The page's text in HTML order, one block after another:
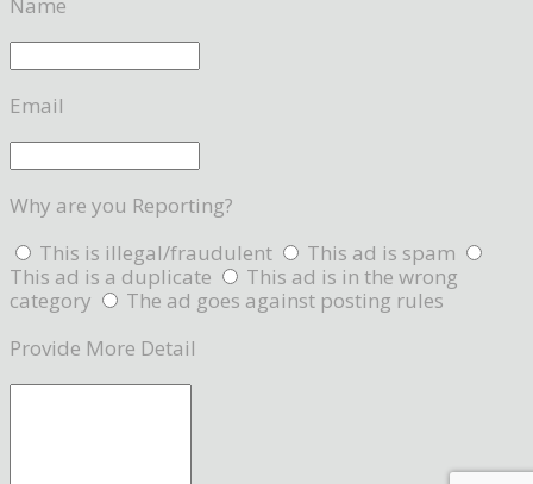
Name
Email
Why are you Reporting?
This is illegal/fraudulent
This ad is spam
This ad is a duplicate
This ad is in the wrong
category
The ad goes against posting rules
Provide More Detail